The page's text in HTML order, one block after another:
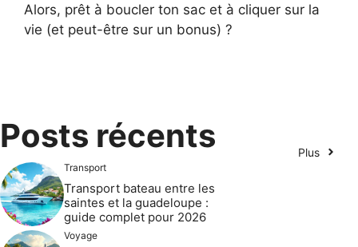
Alors, prêt à boucler ton sac et à cliquer sur la
vie (et peut-être sur un bonus) ?
Posts récents Plus
Transport
Transport bateau entre les
saintes et la guadeloupe :
guide complet pour 2026
Voyage